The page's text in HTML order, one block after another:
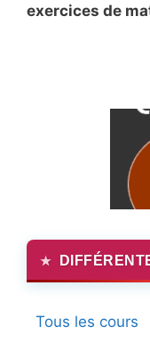
exercices de
Tous les cours